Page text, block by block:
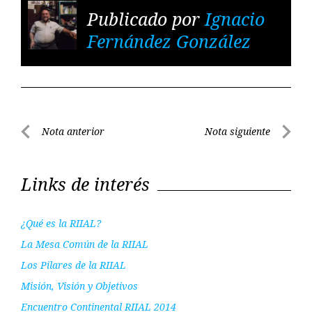
Publicado porIgnacio
Fernández González
Navegación
Nota anterior Nota siguiente
Links de interés
¿Qué es la RIIAL?
La Mesa Común de la RIIAL
Los Pilares de la RIIAL
Misión, Visión y Objetivos
Encuentro Continental RIIAL 2014